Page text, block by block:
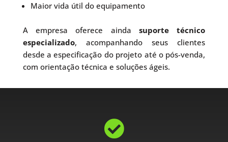
Maior vida útil do equipamento
A empresa oferece ainda suporte técnico
especializado, acompanhando seus clientes
desde a especificação do projeto até o pós-venda,
com orientação técnica e soluções ágeis.
